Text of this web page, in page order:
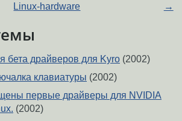
Linux-hardware →
бета драйверов для Kyro (2002)
клавиатуры (2002)
первые драйверы для NVIDIA
(2002)